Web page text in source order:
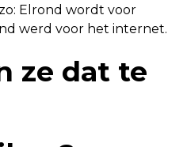
Elrond wordt voor
werd voor het internet.
ze dat te